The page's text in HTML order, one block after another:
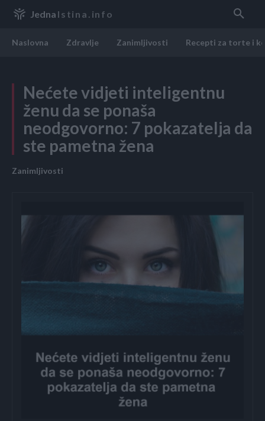
Jedna Istina.info
Naslovna Zdravlje Zanimljivosti Recepti za torte i
Nećete vidjeti inteligentnu
ženu da se ponaša
neodgovorno: 7 pokazatelja da
ste pametna žena
Zanimljivosti